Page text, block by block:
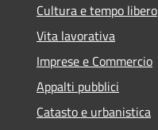
Cultura e tempo libero
Vita lavorativa
Imprese e Commercio
Appalti pubblici
Catasto e urbanistica